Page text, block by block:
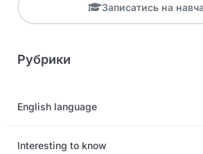
Записатись на
Рубрики
English language
Interesting to know